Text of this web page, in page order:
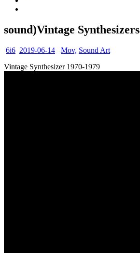
sound)Vintage Synthesizers
6i6 2019-06-14 Mov, Sound Art
Vintage Synthesizer 1970-1979